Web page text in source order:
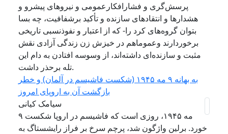
پرسش‌گری و فشارافکارعمومی و نیروهای پیشرو و
هشدارها و انتقادهای سازنده و تأکید برشفافیت، چه بسا
بتوان گروه‌های کرد را- که از اعتبار و نفوذنسبی تاریخی
برخوردارند وعموماهم در خیزش زن زندگی آزادی نقش
مثبت و سازنده‌‌ای داشته‌اند، از وسوسه افتادن به دام این
تله برحذر داشت.
به بهانه ۹ مه ۱۹۴۵ (شکست فاشیسم در آلمان) و خطر
بازگشت آن به اروپای امروز
سیامک کیانی
۹ مه ۱۹۴۵، روزی است که فاشیسم در اروپا شکست
خورد. برلین واژگون شد، پرچم سرخ بر فراز رایشستاگ به